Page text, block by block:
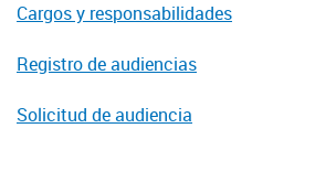
Cargos y responsabilidades
Registro de audiencias
Solicitud de audiencia